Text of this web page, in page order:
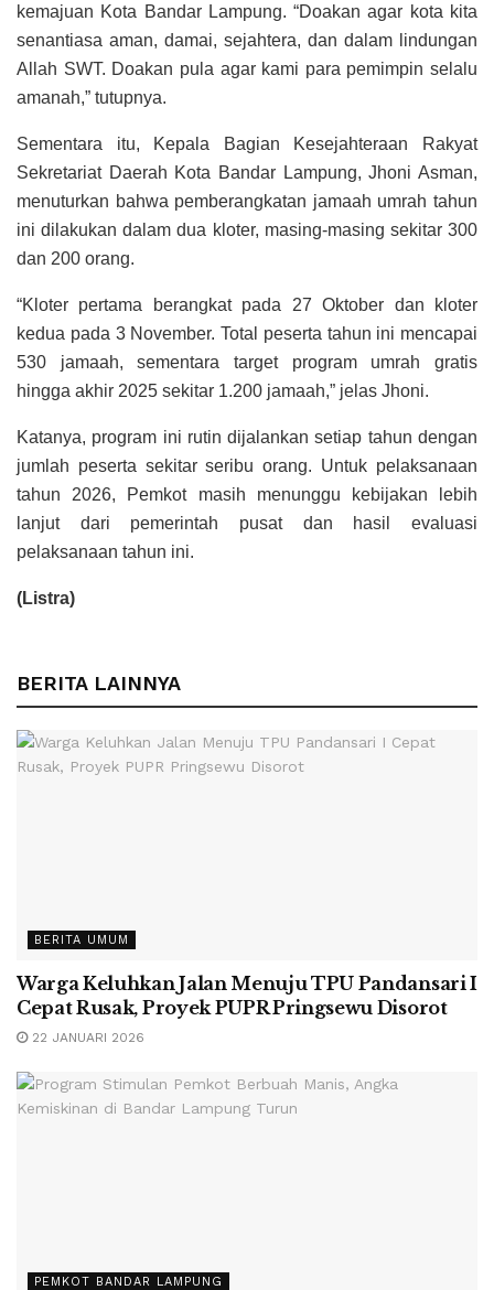
kemajuan Kota Bandar Lampung. “Doakan agar kota kita
senantiasa aman, damai, sejahtera, dan dalam lindungan
Allah SWT. Doakan pula agar kami para pemimpin selalu
amanah,” tutupnya.
Sementara itu, Kepala Bagian Kesejahteraan Rakyat
Sekretariat Daerah Kota Bandar Lampung, Jhoni Asman,
menuturkan bahwa pemberangkatan jamaah umrah tahun
ini dilakukan dalam dua kloter, masing-masing sekitar 300
dan 200 orang.
“Kloter pertama berangkat pada 27 Oktober dan kloter
kedua pada 3 November. Total peserta tahun ini mencapai
530 jamaah, sementara target program umrah gratis
hingga akhir 2025 sekitar 1.200 jamaah,” jelas Jhoni.
Katanya, program ini rutin dijalankan setiap tahun dengan
jumlah peserta sekitar seribu orang. Untuk pelaksanaan
tahun 2026, Pemkot masih menunggu kebijakan lebih
lanjut dari pemerintah pusat dan hasil evaluasi
pelaksanaan tahun ini.
(Listra)
BERITA LAINNYA
BERITA UMUM
Warga Keluhkan Jalan Menuju TPU Pandansari I
Cepat Rusak, Proyek PUPR Pringsewu Disorot
22 JANUARI 2026
PEMKOT BANDAR LAMPUNG